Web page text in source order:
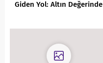
Giden Yol: Altın Değerinde